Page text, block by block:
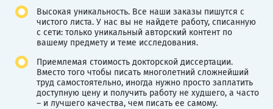
Высокая уникальность. Все наши заказы пишутся с
чистого листа. У нас вы не найдете работу, списанную
с сети: только уникальный авторский контент по
вашему предмету и теме исследования.
Приемлемая стоимость докторской диссертации.
Вместо того чтобы писать многолетний сложнейший
труд самостоятельно, иногда нужно просто заплатить
доступную цену и получить работу не худшего, а часто
– и лучшего качества, чем писать ее самому.